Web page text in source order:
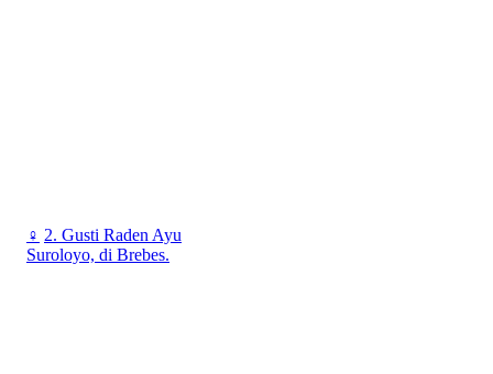
♀ 2. Gusti Raden Ayu
Suroloyo, di Brebes.